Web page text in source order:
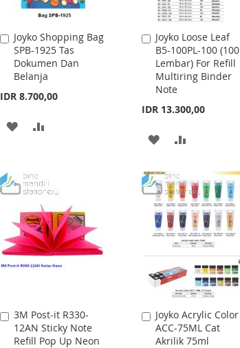
Joyko Shopping Bag
SPB-1925 Tas
Dokumen Dan
Belanja
IDR 8.700,00
Add
to
Cart
ADD
WISH
LIST
Joyko Loose Leaf
B5-100PL-100 (100
Lembar) For Refill
Multiring Binder
Note
IDR 13.300,00
Add
to
Cart
ADD
WISH
LIST
COMPARE
3M Post-it R330-
12AN Sticky Note
Refill Pop Up Neon
Add
to
Cart
Joyko Acrylic Color
ACC-75ML Cat
Akrilik 75ml
Add
to
Cart